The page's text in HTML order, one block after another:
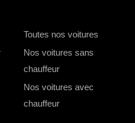
Toutes nos voitures
Nos voitures sans
chauffeur
Nos voitures avec
chauffeur